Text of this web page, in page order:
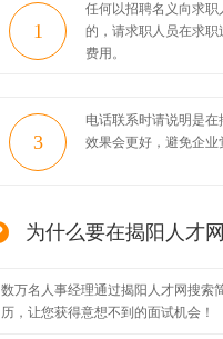
1
任何以招聘名义向求
的，请求职人员在求
费用。
3
电话联系时请说明是在
效果会更好，避免企业
为什么要在揭阳人才
数万名人事经理通过揭阳人才网搜索
历，让您获得意想不到的面试机会！